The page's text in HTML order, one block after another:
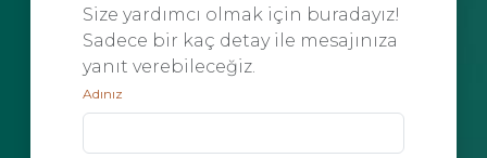
Size yardımcı olmak için buradayız!
Sadece bir kaç detay ile mesajınıza
yanıt verebileceğiz.
Adınız